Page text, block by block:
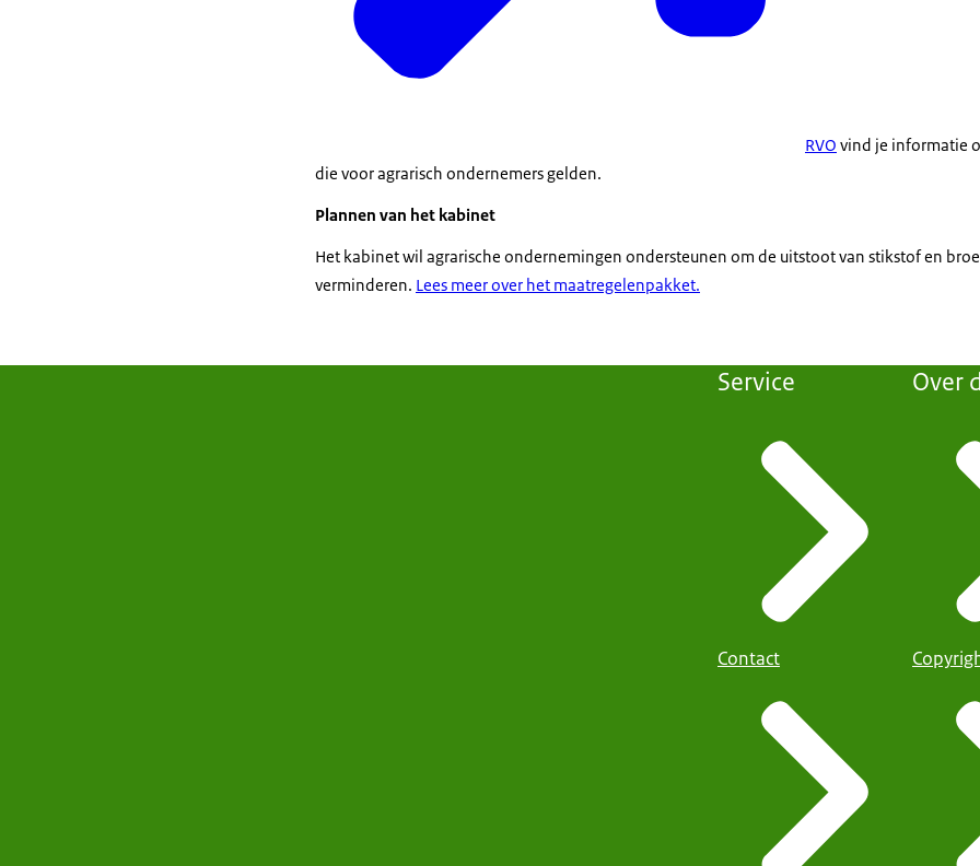
RVO vind je informatie
die voor agrarisch ondernemers gelden.
Plannen van het kabinet
Het kabinet wil agrarische ondernemingen ondersteunen om de uitstoot van stikstof en
verminderen. Lees meer over het maatregelenpakket.
Service
Contact
Over